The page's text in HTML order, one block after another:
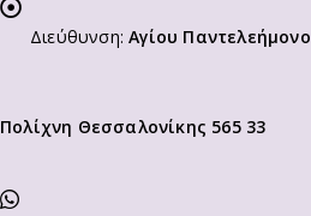
Διεύθυνση: Αγίου
Πολίχνη Θεσσαλονίκης 565 33